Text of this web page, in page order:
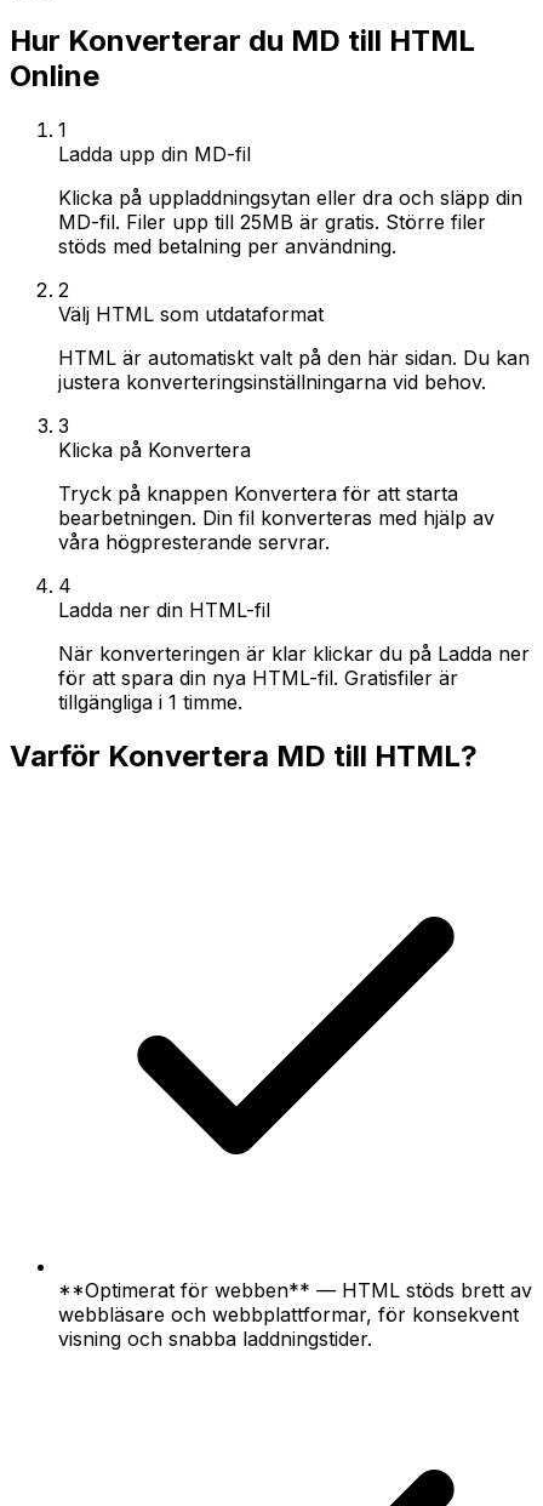
Hur Konverterar du MD till HTML
Online
1
Ladda upp din MD-fil
Klicka på uppladdningsytan eller dra och släpp din
MD-fil. Filer upp till 25MB är gratis. Större filer
stöds med betalning per användning.
2
Välj HTML som utdataformat
HTML är automatiskt valt på den här sidan. Du kan
justera konverteringsinställningarna vid behov.
3
Klicka på Konvertera
Tryck på knappen Konvertera för att starta
bearbetningen. Din fil konverteras med hjälp av
våra högpresterande servrar.
4
Ladda ner din HTML-fil
När konverteringen är klar klickar du på Ladda ner
för att spara din nya HTML-fil. Gratisfiler är
tillgängliga i 1 timme.
Varför Konvertera MD till HTML?
**Optimerat för webben** — HTML stöds brett av
webbläsare och webbplattformar, för konsekvent
visning och snabba laddningstider.